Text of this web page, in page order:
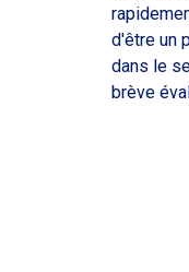
d'être un
dans le
brève